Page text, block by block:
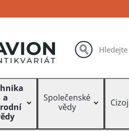
hledat
a
Společenské
vědy